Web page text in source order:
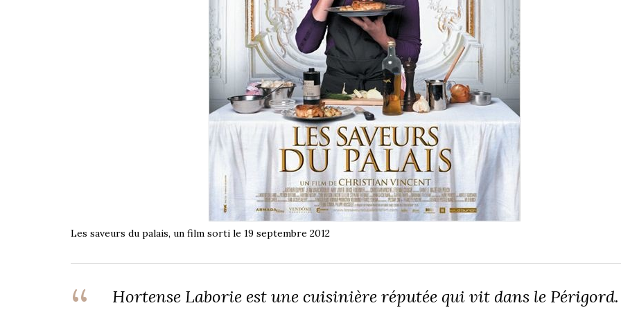
Les saveurs du palais, un film sorti le 19 septembre 2012
Hortense Laborie est une cuisinière réputée qui vit dans le